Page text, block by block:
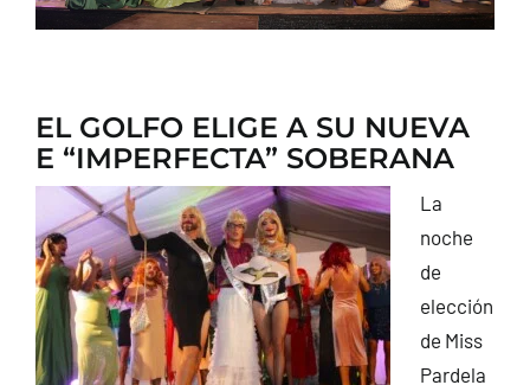
EL GOLFO ELIGE A SU NUEVA
E “IMPERFECTA” SOBERANA
La
noche
de
elección
de Miss
Pardela